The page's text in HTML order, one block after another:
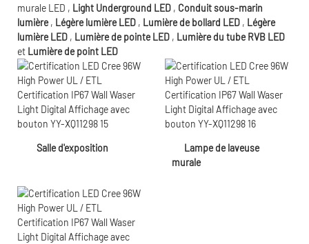
murale LED , Light Underground LED , Conduit sous-marin
lumière, Légère lumière LED , Lumière de bollard LED , Légère
lumière LED , Lumière de pointe LED , Lumière du tube RVB LED
et Lumière de point LED
Salle d'exposition
Lampe de laveuse
murale